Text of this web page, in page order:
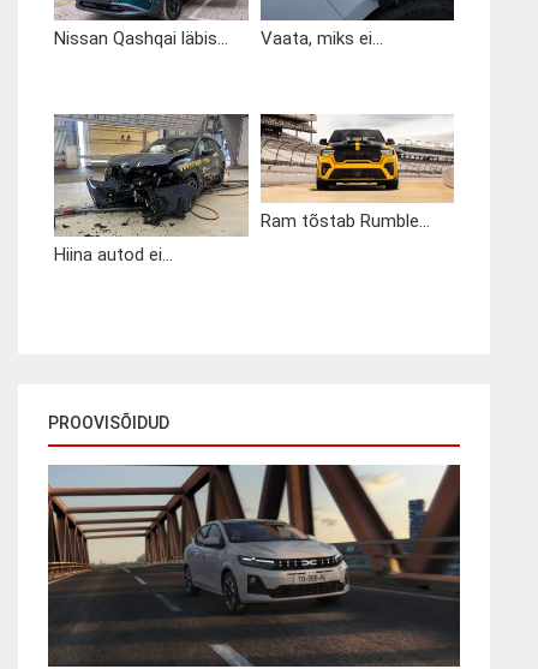
Nissan Qashqai läbis... Vaata, miks ei...
Hiina autod ei...
Ram tõstab Rumble...
PROOVISÕIDUD